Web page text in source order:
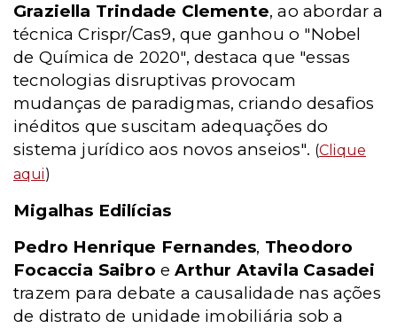
Graziella Trindade Clemente, ao abordar a
técnica Crispr/Cas9, que ganhou o "Nobel
de Química de 2020", destaca que "essas
tecnologias disruptivas provocam
mudanças de paradigmas, criando desafios
inéditos que suscitam adequações do
sistema jurídico aos novos anseios". (Clique
aqui)
Migalhas Edilícias
Pedro Henrique Fernandes, Theodoro
Focaccia Saibro eArthur Atavila Casadei
trazem para debate a causalidade nas ações
de distrato de unidade imobiliária sob a